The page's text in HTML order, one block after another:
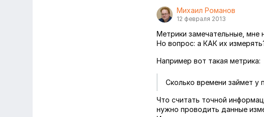
Михаил Романов
12 февраля 2013
Метрики замечательные, мне
Но вопрос: а КАК их
Например вот такая метрика:
Сколько времени займет у
Что считать точной
нужно проводить данные